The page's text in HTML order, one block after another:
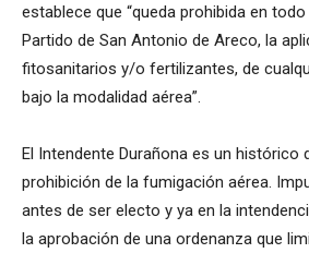
establece que “queda prohibida en
Partido de San Antonio de Areco, la
fitosanitarios y/o fertilizantes, de
bajo la modalidad aérea”.
El Intendente Durañona es un histórico
prohibición de la fumigación aérea.
antes de ser electo y ya en la
la aprobación de una ordenanza que